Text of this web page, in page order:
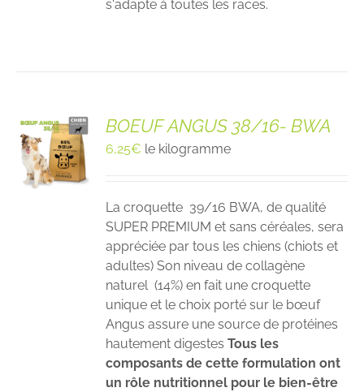
s'adapte à toutes les races.
BOEUF ANGUS 38/16- BWA
6,25€ le kilogramme
La croquette 39/16 BWA, de qualité
SUPER PREMIUM et sans céréales, sera
appréciée par tous les chiens (chiots et
adultes) Son niveau de collagène
naturel (14%) en fait une croquette
unique et le choix porté sur le bœuf
Angus assure une source de protéines
hautement digestesTous les
composants de cette formulation ont
un rôle nutritionnel pour le bien-être